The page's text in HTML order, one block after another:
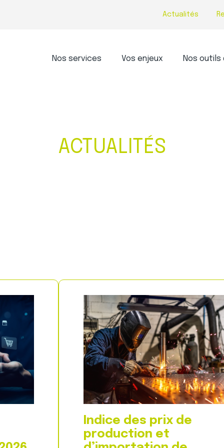
Actualités
Principal
Nos services Vos enjeux Nos outils
ACTUALITÉS
Indice des prix de
production et